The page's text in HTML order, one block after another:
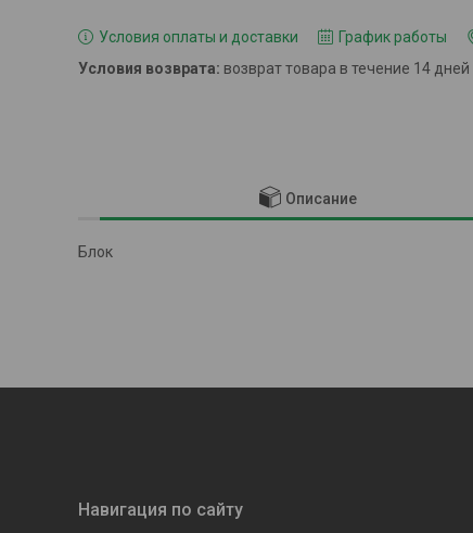
Условия оплаты и доставки График работы
возврат товара в течение 14 дней
Описание
Блок
Навигация по сайту